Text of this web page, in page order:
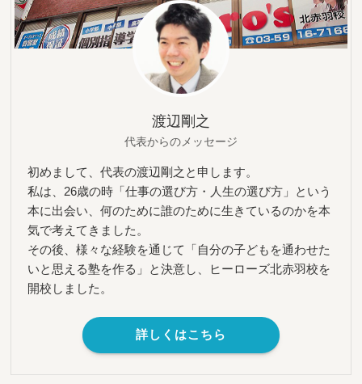
渡辺剛之
代表からのメッセージ
初めまして、代表の渡辺剛之と申します。
私は、26歳の時「仕事の選び方・人生の選び方」という
本に出会い、何のために誰のために生きているのかを本
気で考えてきました。
その後、様々な経験を通じて「自分の子どもを通わせた
いと思える塾を作る」と決意し、ヒーローズ北赤羽校を
開校しました。
詳しくはこちら